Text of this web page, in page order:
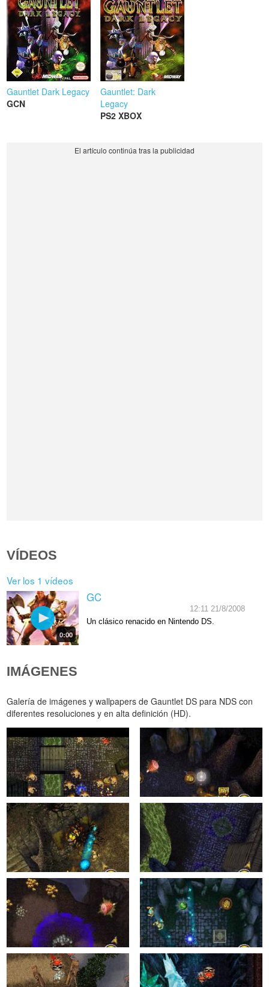
Gauntlet Dark Legacy
GCN
Gauntlet: Dark
Legacy
PS2 XBOX
VÍDEOS
Ver los 1 vídeos
0:00
GC
12:11 21/8/2008
Un clásico renacido en Nintendo DS.
IMÁGENES
Galería de imágenes y wallpapers de Gauntlet DS para NDS con
diferentes resoluciones y en alta definición (HD).